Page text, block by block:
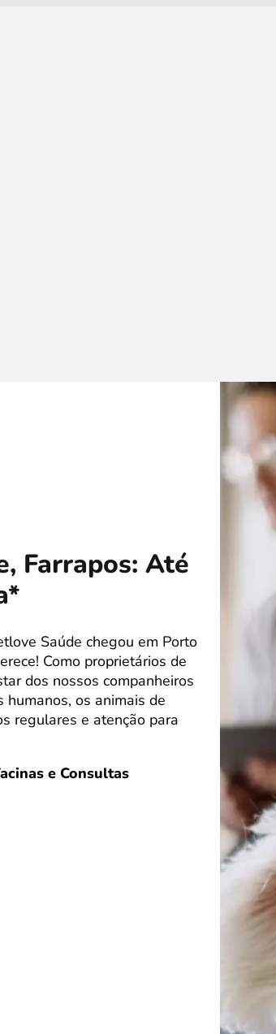
Farrapos: Até
Saúde chegou em Porto
Como proprietários de
dos nossos companheiros
humanos, os animais de
regulares e atenção para
e Consultas